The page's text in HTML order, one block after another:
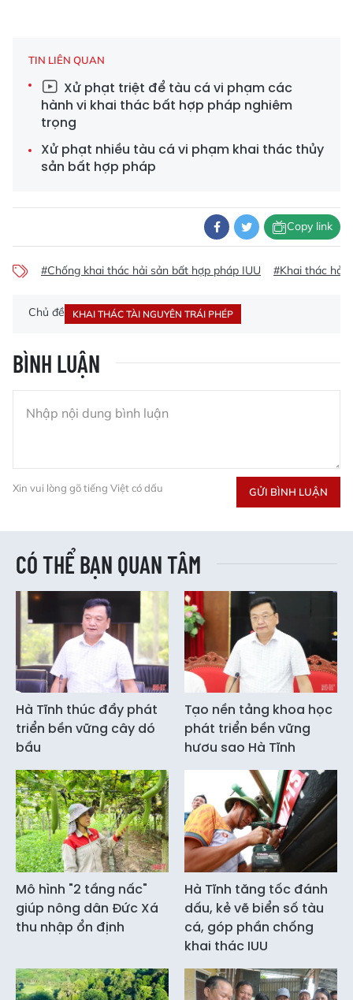
TIN LIÊN QUAN
Xử phạt triệt để tàu cá vi phạm các
hành vi khai thác bất hợp pháp nghiêm
trọng
Xử phạt nhiều tàu cá vi phạm khai thác thủy
sản bất hợp pháp
Copy link
#Chống khai thác hải sản bất hợp pháp IUU #Khai thác hải
Chủ đề KHAI THÁC TÀI NGUYÊN TRÁI PHÉP
BÌNH LUẬN
Xin vui lòng gõ tiếng Việt có dấu GỬI BÌNH LUẬN
CÓ THỂ BẠN QUAN TÂM
Hà Tĩnh thúc đẩy phát
triển bền vững cây dó
bầu
Tạo nền tảng khoa học
phát triển bền vững
hươu sao Hà Tĩnh
Mô hình "2 tầng nấc"
giúp nông dân Đức Xá
thu nhập ổn định
Hà Tĩnh tăng tốc đánh
dấu, kẻ vẽ biển số tàu
cá, góp phần chống
khai thác IUU